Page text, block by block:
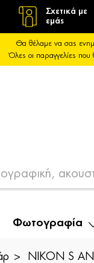
Σχετικά με
εμάς
Θα θέλαμε να σας
Όλες οι παραγγελίες
Φωτογραφία
NIKON S